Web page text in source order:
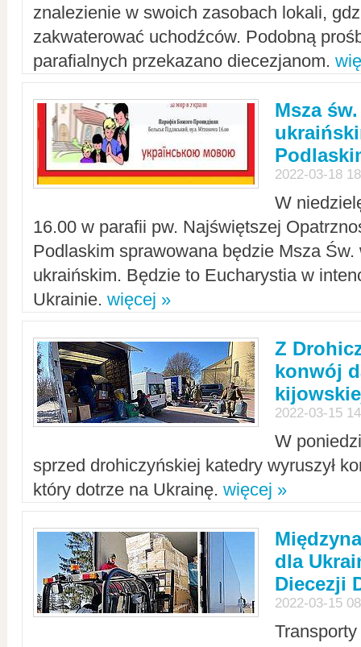
znalezienie w swoich zasobach lokali,
zakwaterować uchodźców. Podobną
parafialnych przekazano diecezjanom.
Msza
2022-03-18
W
16.00 w parafii pw. Najświętszej
Podlaskim sprawowana będzie Msza Św.
ukraińskim. Będzie to Eucharystia w
Ukrainie. więcej »
Z
konwój
2022-03-15
W
sprzed drohiczyńskiej katedry wyruszył
który dotrze na Ukrainę. więcej »
dla
Diecezji
2022-03-15